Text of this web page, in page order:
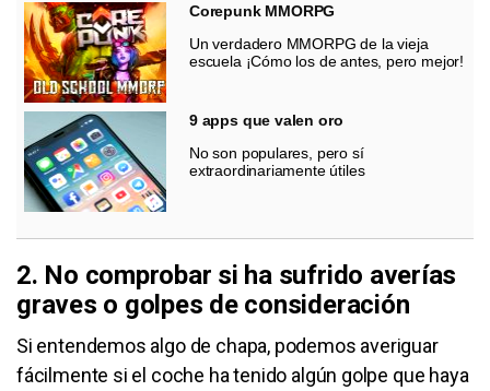
Corepunk MMORPG
Un verdadero MMORPG de la vieja
escuela ¡Cómo los de antes, pero mejor!
9 apps que valen oro
No son populares, pero sí
extraordinariamente útiles
2. No comprobar si ha sufrido averías
graves o golpes de consideración
Si entendemos algo de chapa, podemos averiguar
fácilmente si el coche ha tenido algún golpe que haya